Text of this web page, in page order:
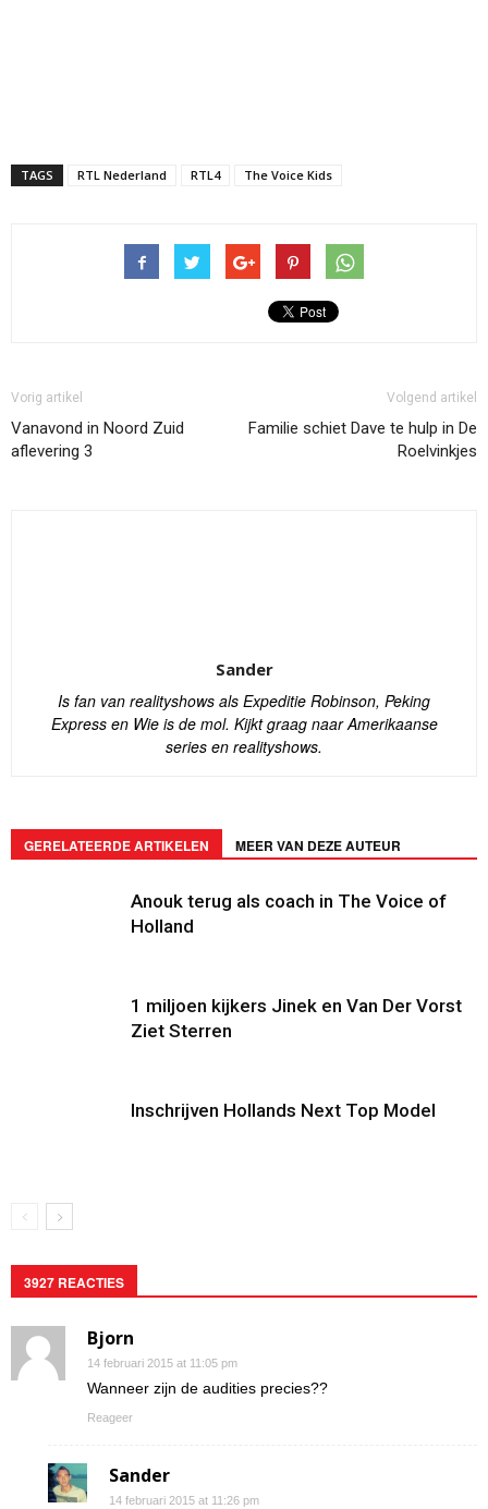
TAGS RTL Nederland RTL4 The Voice Kids
Vorig artikel
Vanavond in Noord Zuid
aflevering 3
Volgend artikel
Familie schiet Dave te hulp in De
Roelvinkjes
Sander
Is fan van realityshows als Expeditie Robinson, Peking
Express en Wie is de mol. Kijkt graag naar Amerikaanse
series en realityshows.
GERELATEERDE ARTIKELEN MEER VAN DEZE AUTEUR
Anouk terug als coach in The Voice of
Holland
1 miljoen kijkers Jinek en Van Der Vorst
Ziet Sterren
Inschrijven Hollands Next Top Model
3927 REACTIES
Bjorn
14 februari 2015 at 11:05 pm
Wanneer zijn de audities precies??
Reageer
Sander
14 februari 2015 at 11:26 pm